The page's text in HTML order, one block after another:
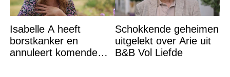
Isabelle A heeft
borstkanker en
annuleert komende
Schokkende geheimen
uitgelekt over Arie uit
B&B Vol Liefde